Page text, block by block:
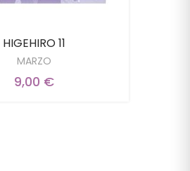
HIGEHIRO 11
MARZO
9,00 €